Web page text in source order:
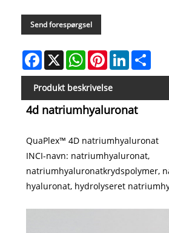
Send forespørgsel
Facebook
X WhatsAppPinterestLinkedIn
Produkt beskrivelse
4d natriumhyaluronat
QuaPlex™ 4D natriumhyaluronat
INCI-navn: natriumhyaluronat,
natriumhyaluronatkrydspolymer,
hyaluronat, hydrolyseret